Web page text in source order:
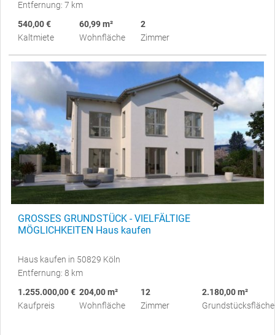
Entfernung: 7 km
540,00 €
Kaltmiete
60,99 m²
Wohnfläche
2
Zimmer
GROSSES GRUNDSTÜCK - VIELFÄLTIGE
MÖGLICHKEITEN Haus kaufen
Haus kaufen in 50829 Köln
Entfernung: 8 km
1.255.000,00 €
Kaufpreis
204,00 m²
Wohnfläche
12
Zimmer
2.180,00 m²
Grundstücksfläche